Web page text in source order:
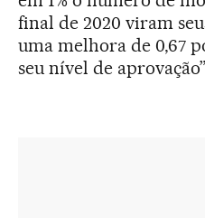
final de 2020 viram
uma melhora de 0,67
seu nível de